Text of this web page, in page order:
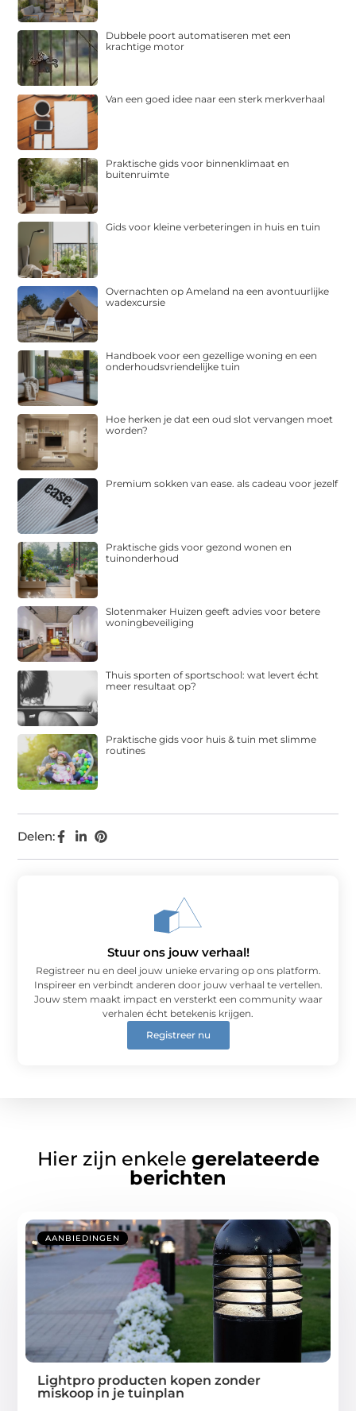
Delen:
Dubbele poort automatiseren met een
krachtige motor
Van een goed idee naar een sterk merkverhaal
Praktische gids voor binnenklimaat en
buitenruimte
Gids voor kleine verbeteringen in huis en tuin
Overnachten op Ameland na een avontuurlijke
wadexcursie
Handboek voor een gezellige woning en een
onderhoudsvriendelijke tuin
Hoe herken je dat een oud slot vervangen moet
worden?
Premium sokken van ease. als cadeau voor jezelf
Praktische gids voor gezond wonen en
tuinonderhoud
Slotenmaker Huizen geeft advies voor betere
woningbeveiliging
Thuis sporten of sportschool: wat levert écht
meer resultaat op?
Praktische gids voor huis & tuin met slimme
routines
Stuur ons jouw verhaal!
Registreer nu en deel jouw unieke ervaring op ons platform.
Inspireer en verbindt anderen door jouw verhaal te vertellen.
Jouw stem maakt impact en versterkt een community waar
verhalen écht betekenis krijgen.
Registreer nu
Hier zijn enkele gerelateerde
berichten
AANBIEDINGEN
Lightpro producten kopen zonder
miskoop in je tuinplan